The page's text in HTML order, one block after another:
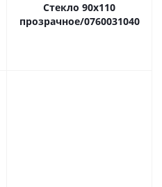
Стекло 90х110
прозрачное/0760031040